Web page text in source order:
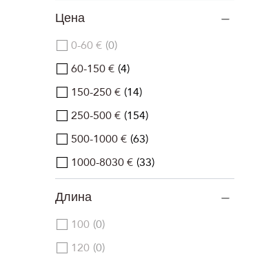
Цена
0-60 € 0
60-150 € 4
150-250 € 14
250-500 € 154
500-1000 € 63
1000-8030 € 33
Длина
100 0
120 0